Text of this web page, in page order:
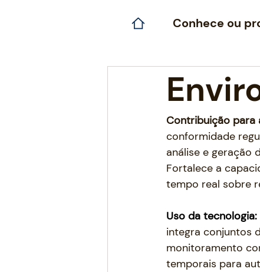
Conhece ou
Contribuição para
conformidade
análise e geração
Fortalece a
tempo real sobre
Uso da tecnologia:
integra conjuntos
monitoramento
temporais para